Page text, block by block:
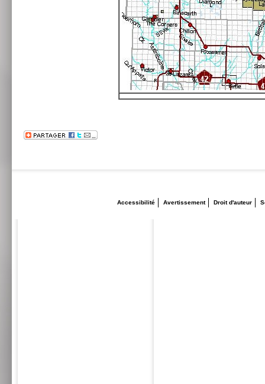
Accessibilité Avertissement Droit d'auteur